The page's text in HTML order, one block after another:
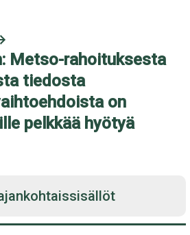
Metso-rahoituksesta
tiedosta
on
pelkkää hyötyä